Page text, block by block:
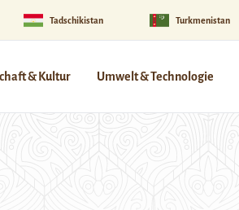
Tadschikistan Turkmenistan
& Kultur Umwelt & Technologie